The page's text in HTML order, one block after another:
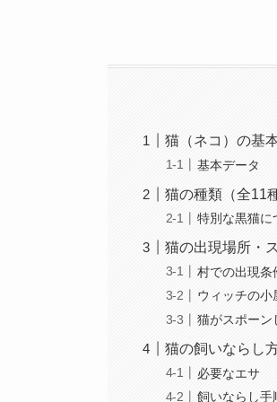
猫（ネコ）の基
基本データ
猫の種類（全11
特別な黒猫に
猫の出現場所・
村での出現条
ウィッチの小
猫がスポーン
猫の飼いならし
必要なエサ
飼いならし手